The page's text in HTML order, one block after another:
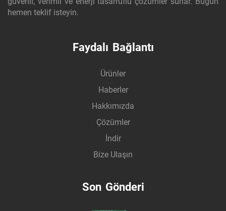
hemen teklif isteyin.
Faydalı Bağlantı
Ürünler
Haberler
Hakkımızda
Çözümler
İndir
Bize Ulaşın
Son Gönderi